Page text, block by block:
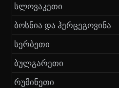
სლოვაკეთი
ბოსნია და ჰერცეგოვინა
სერბეთი
ბულგარეთი
რუმინეთი